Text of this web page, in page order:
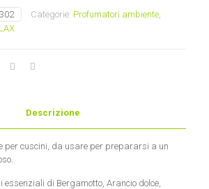
Categorie: Profumatori ambiente,
Descrizione
per cuscini, da usare per prepararsi a un
essenziali di Bergamotto, Arancio dolce,